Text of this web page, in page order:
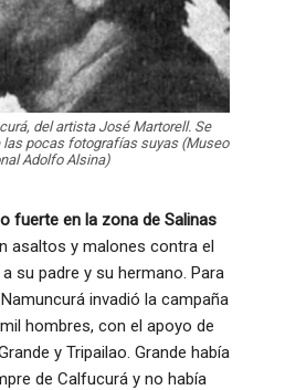
del artista José Martorell. Se
las pocas fotografías suyas (Museo
Adolfo Alsina)
fuerte en la zona de Salinas
asaltos y malones contra el
su padre y su hermano. Para
invadió la campaña
hombres, con el apoyo de
y Tripailao. Grande había
de Calfucurá y no había